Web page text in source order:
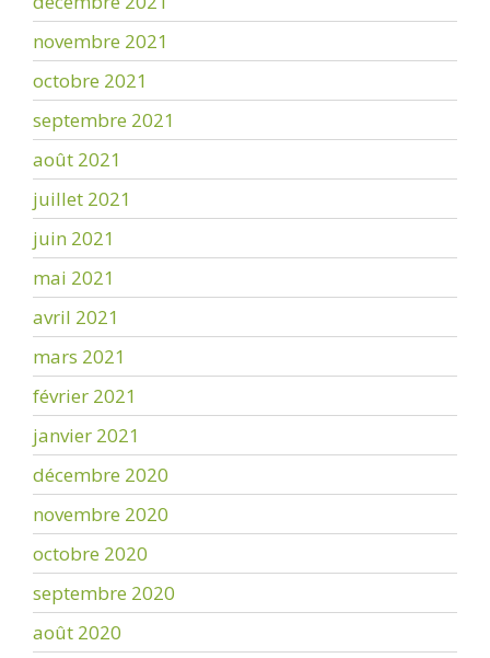
novembre 2021
octobre 2021
septembre 2021
août 2021
juillet 2021
juin 2021
mai 2021
avril 2021
mars 2021
février 2021
janvier 2021
décembre 2020
novembre 2020
octobre 2020
septembre 2020
août 2020